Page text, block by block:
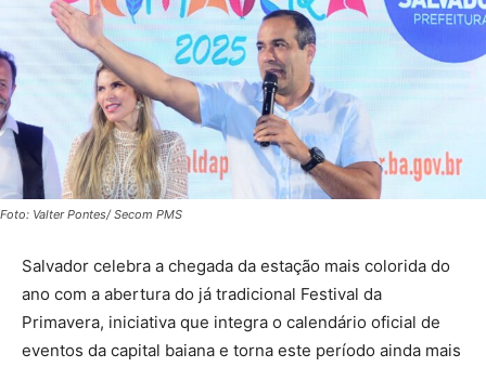
Foto: Valter Pontes/ Secom PMS
Salvador celebra a chegada da estação mais colorida do
ano com a abertura do já tradicional Festival da
Primavera, iniciativa que integra o calendário oficial de
eventos da capital baiana e torna este período ainda mais